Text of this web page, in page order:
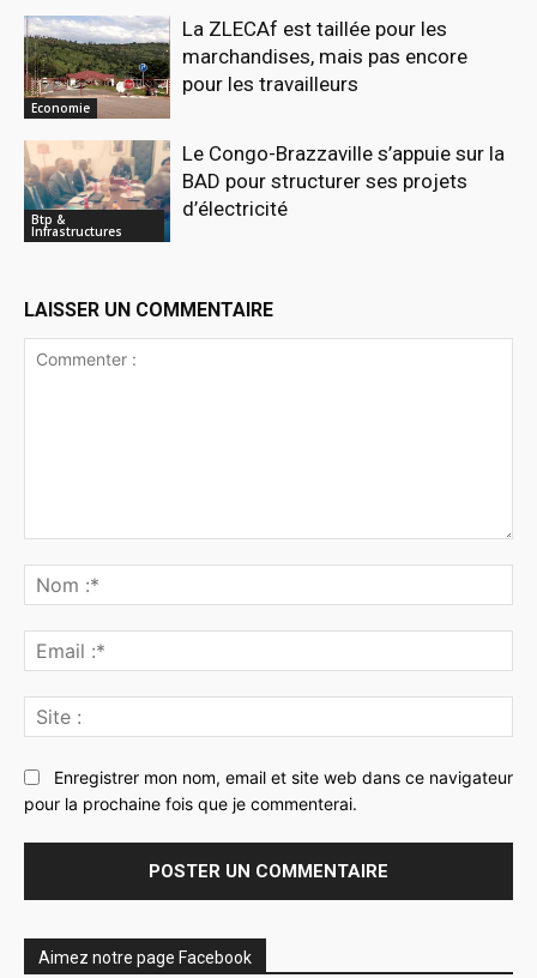
Economie
La ZLECAf est taillée pour les
marchandises, mais pas encore
pour les travailleurs
Btp &
Infrastructures
Le Congo-Brazzaville s’appuie sur la
BAD pour structurer ses projets
d’électricité
LAISSER UN COMMENTAIRE
:*
:*
:
Enregistrer mon nom, email et site web dans ce navigateur
pour la prochaine fois que je commenterai.
Aimez notre page Facebook